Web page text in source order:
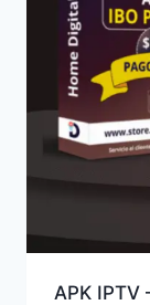
APK IPTV